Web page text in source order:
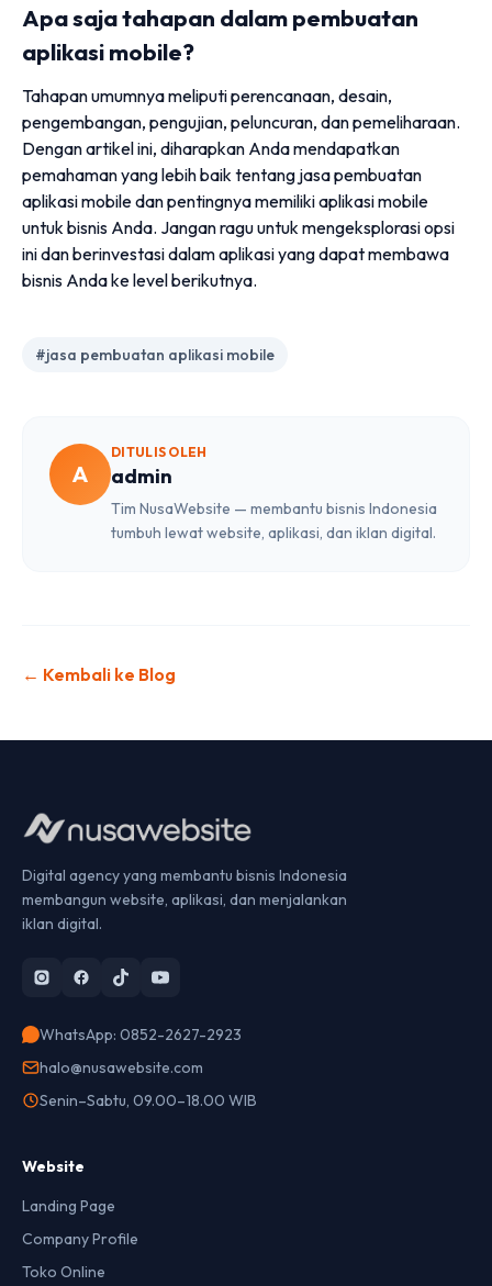
Apa saja tahapan dalam pembuatan
aplikasi mobile?
Tahapan umumnya meliputi perencanaan, desain,
pengembangan, pengujian, peluncuran, dan pemeliharaan.
Dengan artikel ini, diharapkan Anda mendapatkan
pemahaman yang lebih baik tentang jasa pembuatan
aplikasi mobile dan pentingnya memiliki aplikasi mobile
untuk bisnis Anda. Jangan ragu untuk mengeksplorasi opsi
ini dan berinvestasi dalam aplikasi yang dapat membawa
bisnis Anda ke level berikutnya.
#jasa pembuatan aplikasi mobile
A
DITULIS OLEH
admin
Tim NusaWebsite — membantu bisnis Indonesia
tumbuh lewat website, aplikasi, dan iklan digital.
← Kembali ke Blog
Digital agency yang membantu bisnis Indonesia
membangun website, aplikasi, dan menjalankan
iklan digital.
WhatsApp: 0852-2627-2923
halo@nusawebsite.com
Senin–Sabtu, 09.00–18.00 WIB
Website
Landing Page
Company Profile
Toko Online